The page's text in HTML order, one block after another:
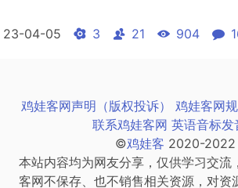
23-04-05 3 21 904
鸡娃客网声明（版权投诉） 鸡娃客网
联系鸡娃客网 英语音标发
©鸡娃客 2020-2022
本站内容均为网友分享，仅供学习交流
客网不保存、也不销售相关资源，对资